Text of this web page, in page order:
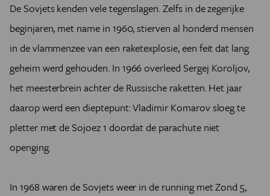
De Sovjets kenden vele tegenslagen. Zelfs in de zegerijke
beginjaren, met name in 1960, stierven al honderd mensen
in de vlammenzee van een raketexplosie, een feit dat lang
geheim werd gehouden. In 1966 overleed Sergej Koroljov,
het meesterbrein achter de Russische raketten. Het jaar
daarop werd een dieptepunt: Vladimir Komarov sloeg te
pletter met de Sojoez 1 doordat de parachute niet
openging.
In 1968 waren de Sovjets weer in de running met Zond 5,